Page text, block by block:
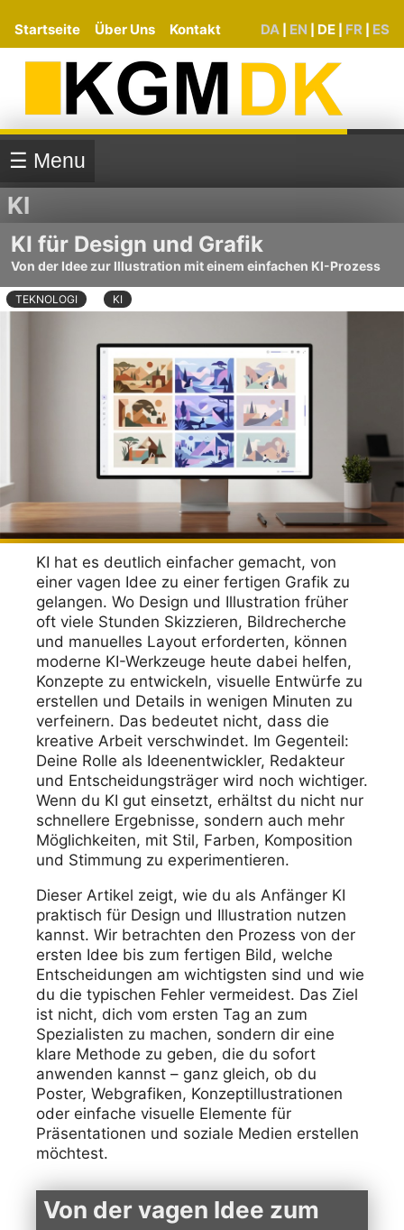
Startseite Über Uns Kontakt DA EN DE FR ES
☰ Menu
KI
KI für Design und Grafik
Von der Idee zur Illustration mit einem einfachen KI-Prozess
TEKNOLOGI KI
KI hat es deutlich einfacher gemacht, von
einer vagen Idee zu einer fertigen Grafik zu
gelangen. Wo Design und Illustration früher
oft viele Stunden Skizzieren, Bildrecherche
und manuelles Layout erforderten, können
moderne KI-Werkzeuge heute dabei helfen,
Konzepte zu entwickeln, visuelle Entwürfe zu
erstellen und Details in wenigen Minuten zu
verfeinern. Das bedeutet nicht, dass die
kreative Arbeit verschwindet. Im Gegenteil:
Deine Rolle als Ideenentwickler, Redakteur
und Entscheidungsträger wird noch wichtiger.
Wenn du KI gut einsetzt, erhältst du nicht nur
schnellere Ergebnisse, sondern auch mehr
Möglichkeiten, mit Stil, Farben, Komposition
und Stimmung zu experimentieren.
Dieser Artikel zeigt, wie du als Anfänger KI
praktisch für Design und Illustration nutzen
kannst. Wir betrachten den Prozess von der
ersten Idee bis zum fertigen Bild, welche
Entscheidungen am wichtigsten sind und wie
du die typischen Fehler vermeidest. Das Ziel
ist nicht, dich vom ersten Tag an zum
Spezialisten zu machen, sondern dir eine
klare Methode zu geben, die du sofort
anwenden kannst – ganz gleich, ob du
Poster, Webgrafiken, Konzeptillustrationen
oder einfache visuelle Elemente für
Präsentationen und soziale Medien erstellen
möchtest.
Von der vagen Idee zum